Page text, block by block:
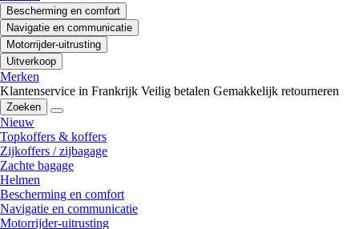
Bescherming en comfort
Navigatie en communicatie
Motorrijder-uitrusting
Uitverkoop
Merken
Klantenservice in Frankrijk Veilig betalen Gemakkelijk retourneren
Zoeken
Nieuw
Topkoffers & koffers
Zijkoffers / zijbagage
Zachte bagage
Helmen
Bescherming en comfort
Navigatie en communicatie
Motorrijder-uitrusting